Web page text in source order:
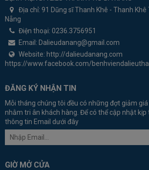
Địa chỉ: 91 Dũng sĩ Thanh Khê - Thanh
Nẵng
Điện thoại: 0236.3756951
Email: Dalieudanang@gmail.com
Website: http://dalieudanang.com
https://www.facebook.com/
ĐĂNG KÝ NHẬN TIN
Mỗi tháng chúng tôi đều có những đợt giảm
nhằm tri ân khách hàng. Để có thể cập nhật kịp
thông tin Email dưới đây
GIỜ MỞ CỬA